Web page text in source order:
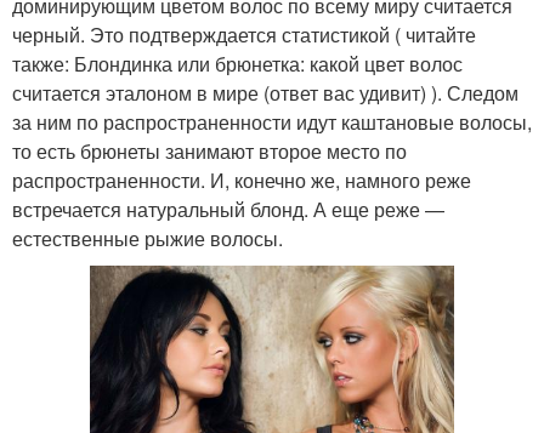
черный. Это подтверждается статистикой ( читайте
также: Блондинка или брюнетка: какой цвет волос
считается эталоном в мире (ответ вас удивит) ). Следом
за ним по распространенности идут каштановые волосы,
то есть брюнеты занимают второе место по
распространенности. И, конечно же, намного реже
встречается натуральный блонд. А еще реже —
естественные рыжие волосы.